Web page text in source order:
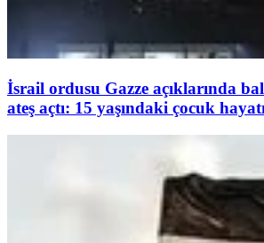
İsrail ordusu Gazze açıklarında
ateş açtı: 15 yaşındaki çocuk